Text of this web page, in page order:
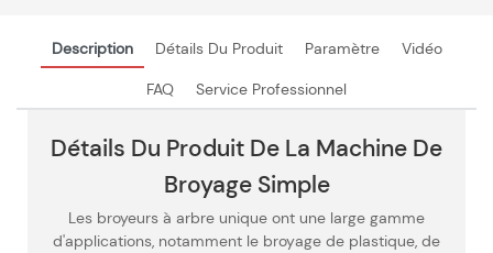
Description Détails Du Produit Paramètre Vidéo
FAQ Service Professionnel
Détails Du Produit De La Machine De
Broyage Simple
Les broyeurs à arbre unique ont une large gamme
d'applications, notamment le broyage de plastique, de